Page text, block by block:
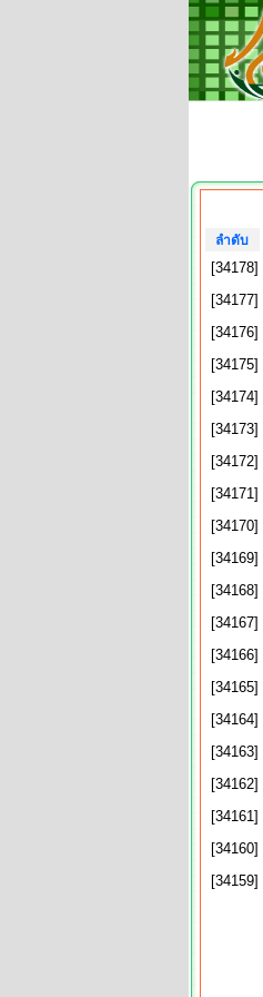
ลำดับ
[34178]
[34177]
[34176]
[34175]
[34174]
[34173]
[34172]
[34171]
[34170]
[34169]
[34168]
[34167]
[34166]
[34165]
[34164]
[34163]
[34162]
[34161]
[34160]
[34159]